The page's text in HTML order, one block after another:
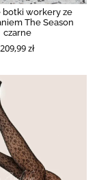
botki workery ze
The Season
czarne
209,99 zł